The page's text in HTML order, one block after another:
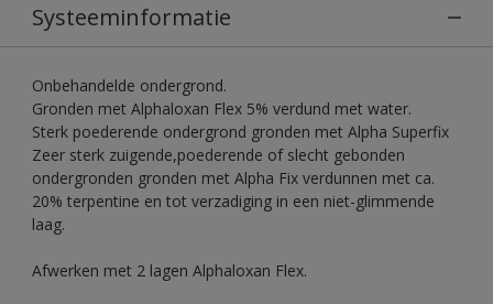
Systeeminformatie
Onbehandelde ondergrond.
Gronden met Alphaloxan Flex 5% verdund met water.
Sterk poederende ondergrond gronden met Alpha Superfix
Zeer sterk zuigende,poederende of slecht gebonden
ondergronden gronden met Alpha Fix verdunnen met ca.
20% terpentine en tot verzadiging in een niet-glimmende
laag.
Afwerken met 2 lagen Alphaloxan Flex.